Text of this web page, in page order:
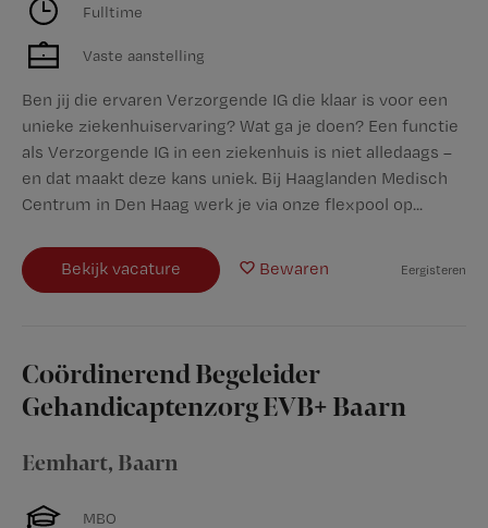
Fulltime
Vaste aanstelling
Ben jij die ervaren Verzorgende IG die klaar is voor een
unieke ziekenhuiservaring? Wat ga je doen? Een functie
als Verzorgende IG in een ziekenhuis is niet alledaags –
en dat maakt deze kans uniek. Bij Haaglanden Medisch
Centrum in Den Haag werk je via onze flexpool op...
Bekijk vacature Bewaren Eergisteren
Coördinerend Begeleider
Gehandicaptenzorg EVB+ Baarn
Eemhart, Baarn
MBO